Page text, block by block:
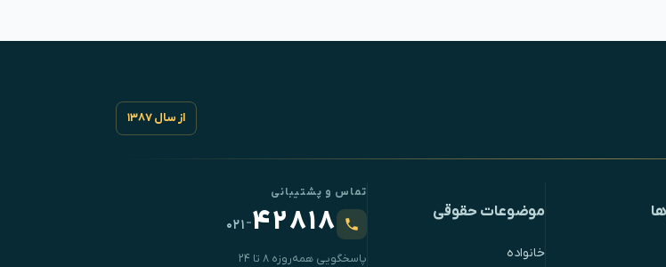
از سال ۱۳۸۷
موضوعات حقوقی
خانواده
تماس و پشتیبانی
۴۲۸۱۸-۰۲۱
پاسخگویی همه‌روزه ۸ تا ۲۴